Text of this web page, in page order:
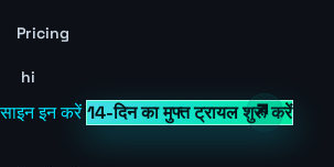
Pricing
hi
साइन इन करें14-दिन का मुफ्त ट्रायल शुरू करें